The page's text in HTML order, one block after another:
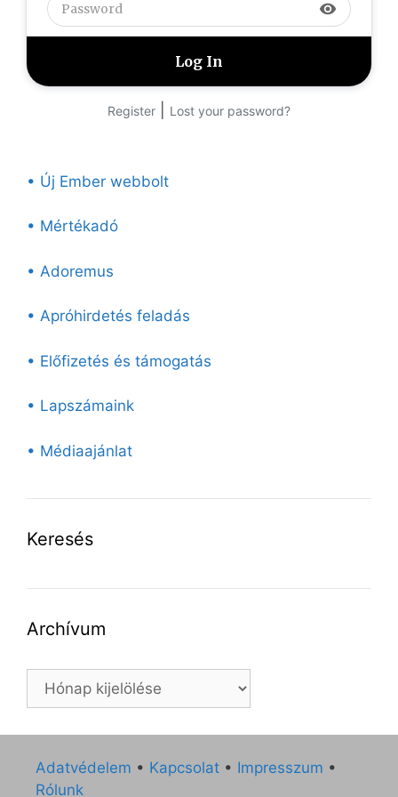
visibility
Register Lost your password?
• Új Ember webbolt
• Mértékadó
• Adoremus
• Apróhirdetés feladás
• Előfizetés és támogatás
• Lapszámaink
• Médiaajánlat
Keresés
Archívum
Archívum
Adatvédelem • Kapcsolat • Impresszum •
Rólunk